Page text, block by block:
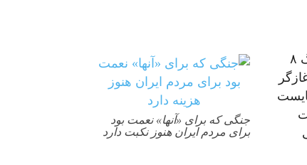
جنگی که برای «آنها» نعمت بود
برای مردم ایران هنوز نکبت دارد
روز جهانی صلح درست یک روز پیش از سالگرد آغاز جنگ ۸